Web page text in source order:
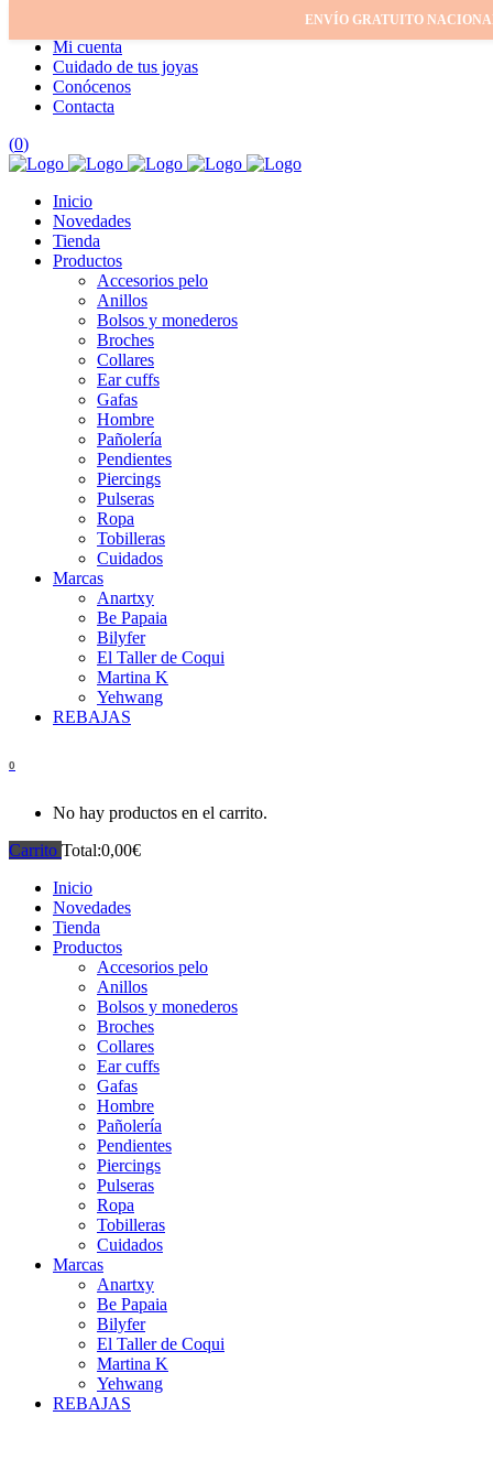
Mi cuenta
Cuidado de tus joyas
Conócenos
Contacta
(0)
Inicio
Novedades
Tienda
Productos
Accesorios pelo
Anillos
Bolsos y monederos
Broches
Collares
Ear cuffs
Gafas
Hombre
Pañolería
Pendientes
Piercings
Pulseras
Ropa
Tobilleras
Cuidados
Marcas
Anartxy
Be Papaia
Bilyfer
El Taller de Coqui
Martina K
Yehwang
REBAJAS
0
No hay productos en el carrito.
Carrito Total:0,00€
Inicio
Novedades
Tienda
Productos
Accesorios pelo
Anillos
Bolsos y monederos
Broches
Collares
Ear cuffs
Gafas
Hombre
Pañolería
Pendientes
Piercings
Pulseras
Ropa
Tobilleras
Cuidados
Marcas
Anartxy
Be Papaia
Bilyfer
El Taller de Coqui
Martina K
Yehwang
REBAJAS
ENVÍO GRATUITO